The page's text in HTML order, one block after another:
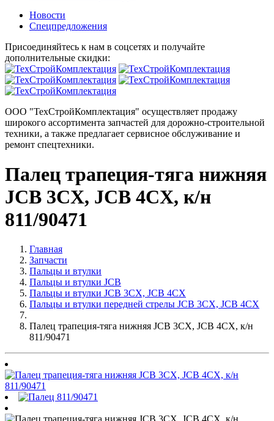
Новости
Спецпредложения
Присоединяйтесь к нам в соцсетях и получайте
дополнительные скидки:
ООО "ТехСтройКомплектация" осуществляет продажу
широкого ассортимента запчастей для дорожно-строительной
техники, а также предлагает сервисное обслуживание и
ремонт спецтехники.
Палец трапеция-тяга нижняя
JCB 3CX, JCB 4CX, к/н
811/90471
Главная
Запчасти
Пальцы и втулки
Пальцы и втулки JCB
Пальцы и втулки JCB 3CX, JCB 4CX
Пальцы и втулки передней стрелы JCB 3CX, JCB 4CX
Палец трапеция-тяга нижняя JCB 3CX, JCB 4CX, к/н
811/90471